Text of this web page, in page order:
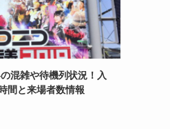
混雑や待機列状況！入
間と来場者数情報